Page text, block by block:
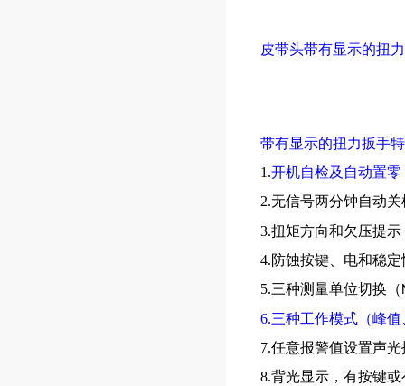
皮带头带有显示的扭
带有显示的扭力扳手
1.开机自检及自动置零
2.无信号两分钟自动
3.扭矩方向和欠压提示
4.防蚀按键、电和稳
5.三种测量单位切换（
6.三种工作模式（峰
7.任意报警值设置声
8.背光显示，有按键